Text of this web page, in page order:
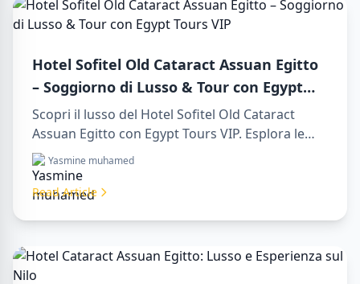
Hotel Sofitel Old Cataract Assuan Egitto
– Soggiorno di Lusso & Tour con Egypt
Tours VIP
Scopri il lusso del Hotel Sofitel Old Cataract
Assuan Egitto con Egypt Tours VIP. Esplora le
attrazioni di Assuan, goditi la vista sul Nilo e i
nostri servizi turistici premium. Prenota subito il
tuo viaggio da sogno in Egitto!
Yasmine muhamed
Read Article